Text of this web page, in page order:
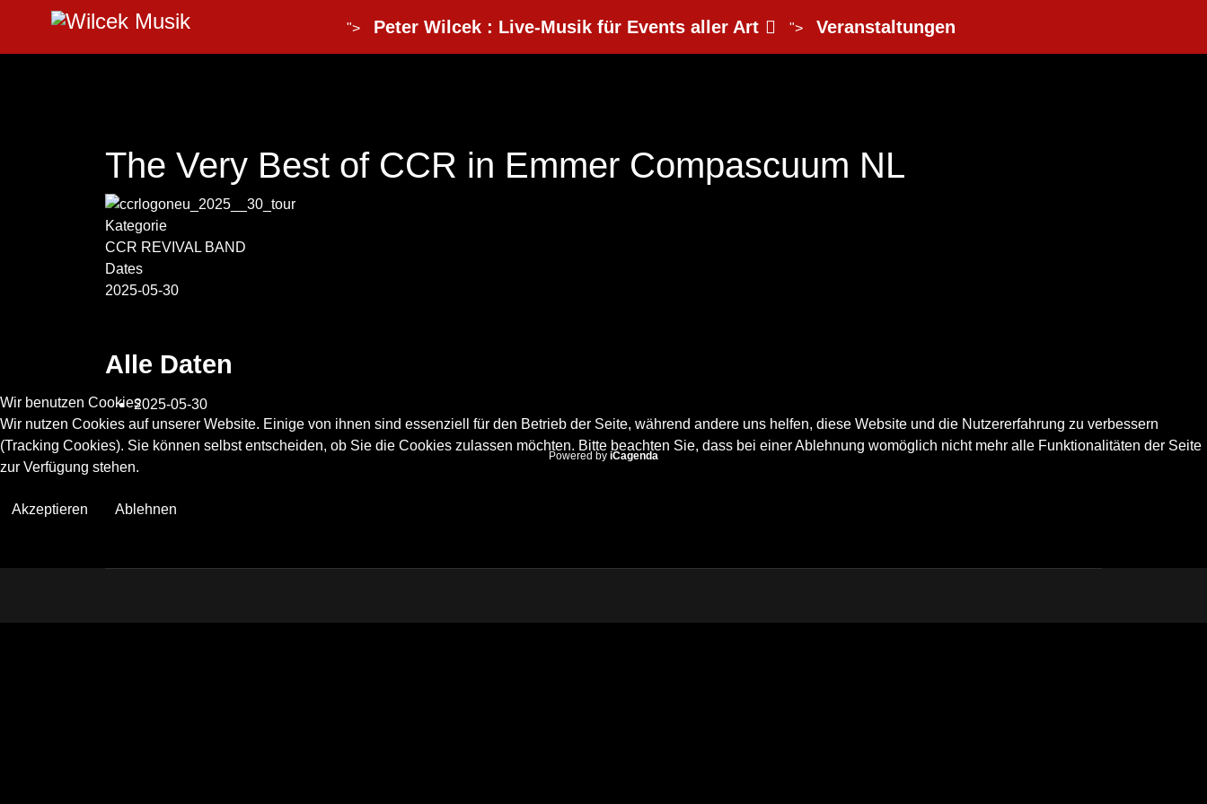
"> Peter Wilcek : Live-Musik für Events aller Art "> Veranstaltungen
The Very Best of CCR in Emmer Compascuum NL
Kategorie
CCR REVIVAL BAND
Dates
2025-05-30
Alle Daten
2025-05-30
Powered by iCagenda
Wir benutzen Cookies
Wir nutzen Cookies auf unserer Website. Einige von ihnen sind essenziell für den Betrieb der Seite, während andere uns helfen, diese Website und die Nutzererfahrung zu verbessern
(Tracking Cookies). Sie können selbst entscheiden, ob Sie die Cookies zulassen möchten. Bitte beachten Sie, dass bei einer Ablehnung womöglich nicht mehr alle Funktionalitäten der Seite
zur Verfügung stehen.
Akzeptieren Ablehnen